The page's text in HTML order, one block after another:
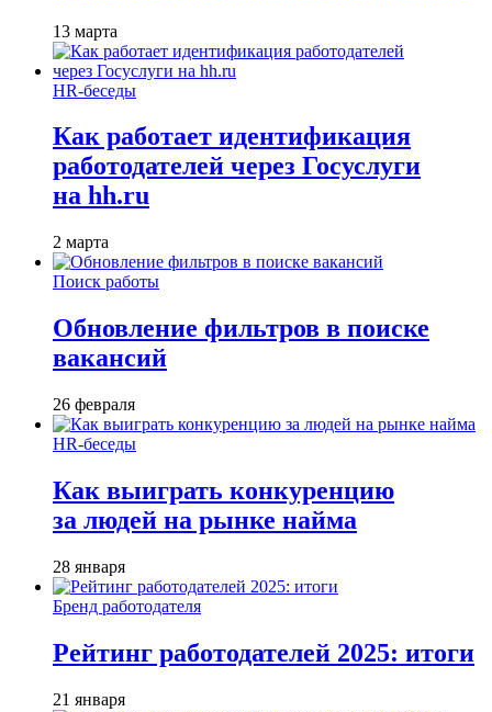
13 марта
HR-беседы
Как работает идентификация
работодателей через Госуслуги
на hh.ru
2 марта
Поиск работы
Обновление фильтров в поиске
вакансий
26 февраля
HR-беседы
Как выиграть конкуренцию
за людей на рынке найма
28 января
Бренд работодателя
Рейтинг работодателей 2025: итоги
21 января